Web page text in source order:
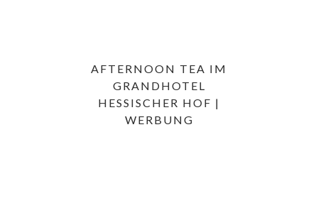
AFTERNOON TEA IM
GRANDHOTEL
HESSISCHER HOF |
WERBUNG